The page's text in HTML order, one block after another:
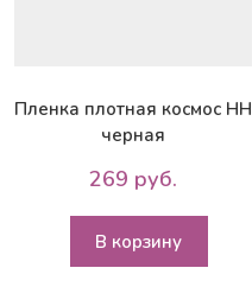
Пленка плотная космос НН
черная
269 руб.
В корзину